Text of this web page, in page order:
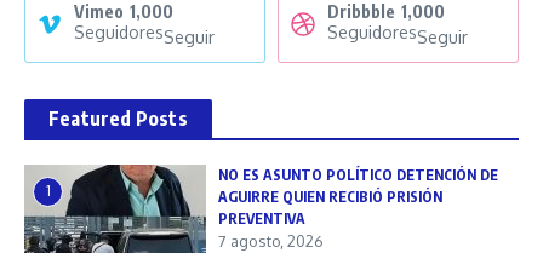
Vimeo 1,000
SeguidoresSeguir
Dribbble 1,000
SeguidoresSeguir
Featured Posts
1
NO ES ASUNTO POLÍTICO DETENCIÓN DE
AGUIRRE QUIEN RECIBIÓ PRISIÓN
PREVENTIVA
7 agosto, 2026